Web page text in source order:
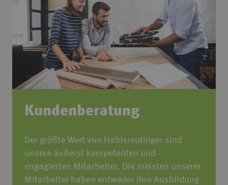
Kundenberatung
Der größte Wert von Habisreutinger sind
unsere äußerst kompetenten und
engagierten Mitarbeiter. Die meisten unserer
Mitarbeiter haben entweder ihre Ausbildung